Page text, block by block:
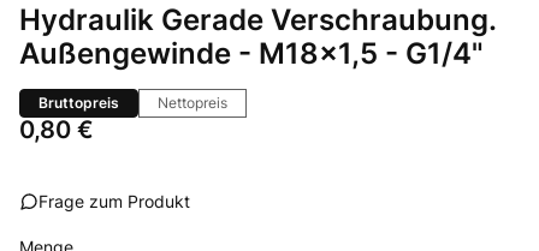
Hydraulik Gerade Verschraubung.
Außengewinde - M18x1,5 - G1/4"
Bruttopreis Nettopreis
Preis
0,80 €
Frage zum Produkt
Menge